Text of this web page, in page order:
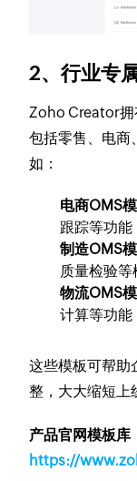
2、行业专
Zoho Creator拥
包括零售、电商
如：
电商OMS
跟踪等功能
制造OMS
质量检验等
物流OMS
计算等功能
这些模板可帮助
整，大大缩短上
产品官网模板库
https://